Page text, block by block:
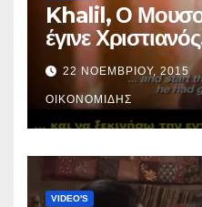
Khalil, Ο
έγινε
22 ΝΟΕΜΒΡΊΟΥ, 2015
ΟΙΚΟΝΟΜΊΔΗΣ
VIDEO'S